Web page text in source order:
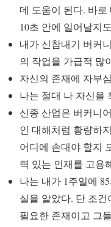
데 도움이 된다. 바
10초 안에 일어날지
내가 신참내기 버커
의 작업을 가급적 많
자신의 존재에 자부
나는 절대 나 자신을
신종 산업은 버커니
인 대해처럼 황량하
어디에 손대야 할지
력 있는 인재를 고용
나는 내가 1주일에
실을 알았다. 단 조
필요한 존재이고 그